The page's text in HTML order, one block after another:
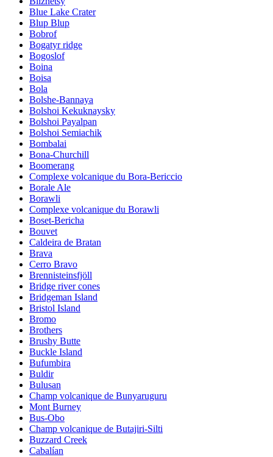
Blue Lake Crater
Blup Blup
Bobrof
Bogatyr ridge
Bogoslof
Boina
Boisa
Bola
Bolshe-Bannaya
Bolshoi Kekuknaysky
Bolshoi Payalpan
Bolshoi Semiachik
Bombalai
Bona-Churchill
Boomerang
Complexe volcanique du Bora-Bericcio
Borale Ale
Borawli
Complexe volcanique du Borawli
Boset-Bericha
Bouvet
Caldeira de Bratan
Brava
Cerro Bravo
Brennisteinsfjöll
Bridge river cones
Bridgeman Island
Bristol Island
Bromo
Brothers
Brushy Butte
Buckle Island
Bufumbira
Buldir
Bulusan
Champ volcanique de Bunyaruguru
Mont Burney
Bus-Obo
Champ volcanique de Butajiri-Silti
Buzzard Creek
Cabalían